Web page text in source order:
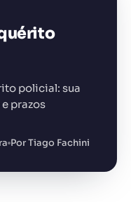
policial: sua
prazos
Por Tiago Fachini
PARA ESTE